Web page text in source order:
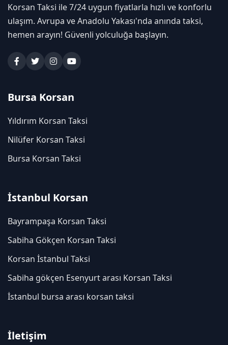
Korsan Taksi ile 7/24 uygun fiyatlarla hızlı ve konforlu
ulaşım. Avrupa ve Anadolu Yakası'nda anında taksi,
hemen arayın! Güvenli yolculuğa başlayın.
Bursa Korsan
Yıldırım Korsan Taksi
Nilüfer Korsan Taksi
Bursa Korsan Taksi
İstanbul Korsan
Bayrampaşa Korsan Taksi
Sabiha Gökçen Korsan Taksi
Korsan İstanbul Taksi
Sabiha gökçen Esenyurt arası Korsan Taksi
İstanbul bursa arası korsan taksi
İletişim